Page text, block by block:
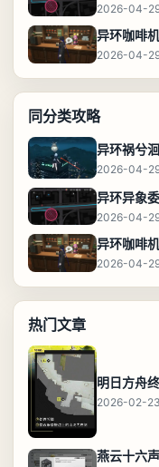
2026-04-
异环咖啡
2026-04-
同分类攻略
异环祸兮
2026-04-
2026-04-
异环咖啡
2026-04-
热门文章
2026-02-23
燕云十六